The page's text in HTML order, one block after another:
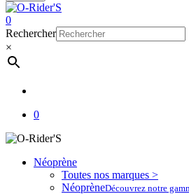
Close
Search
account
0
Menu
Rechercher
×
0
Néoprène
Toutes nos marques >
NéoprèneDécouvrez notre